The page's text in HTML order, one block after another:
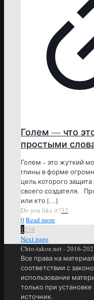
Голем — что
простыми
Голем – это жуткий
глины в форме
цель которого
своего создателя.
или кто […]
Do you like it?32
0Read more
1234
Next page
Chto-takoe.net - 2016-
Все права на
соответствии с
использование
только при
источник.